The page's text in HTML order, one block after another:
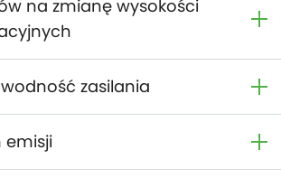
na zmianę wysokości
zasilania
emisji